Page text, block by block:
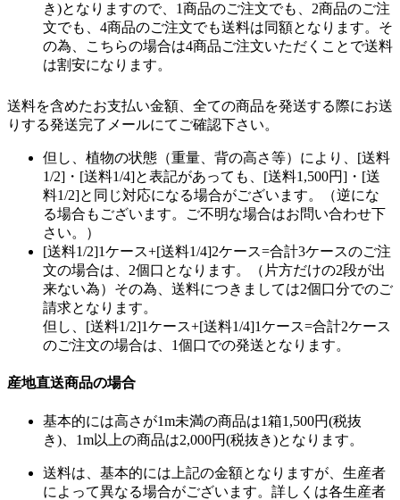
き)となりますので、1商品のご注文でも、2商品のご注
文でも、4商品のご注文でも送料は同額となります。そ
の為、こちらの場合は4商品ご注文いただくことで送料
は割安になります。
送料を含めたお支払い金額、全ての商品を発送する際にお送
りする発送完了メールにてご確認下さい。
但し、植物の状態（重量、背の高さ等）により、[送料
1/2]・[送料1/4]と表記があっても、[送料1,500円]・[送
料1/2]と同じ対応になる場合がございます。（逆にな
る場合もございます。ご不明な場合はお問い合わせ下
さい。）
[送料1/2]1ケース+[送料1/4]2ケース=合計3ケースのご注
文の場合は、2個口となります。（片方だけの2段が出
来ない為）その為、送料につきましては2個口分でのご
請求となります。
但し、[送料1/2]1ケース+[送料1/4]1ケース=合計2ケース
のご注文の場合は、1個口での発送となります。
産地直送商品の場合
基本的には高さが1m未満の商品は1箱1,500円(税抜
き)、1m以上の商品は2,000円(税抜き)となります。
送料は、基本的には上記の金額となりますが、生産者
によって異なる場合がございます。詳しくは各生産者